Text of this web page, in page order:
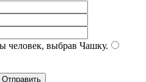
человек, выбрав Чашку.